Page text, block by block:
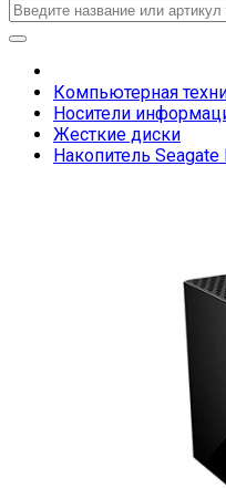
Компьютерная
Носители
Жесткие диски
Накопитель